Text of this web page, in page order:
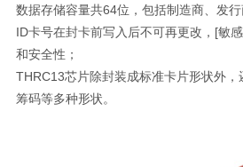
数据存储容量共64位，包括制造商、发行
ID卡号在封卡前写入后不可再更改，[敏
和安全性；
THRC13芯片除封装成标准卡片形状外
筹码等多种形状。